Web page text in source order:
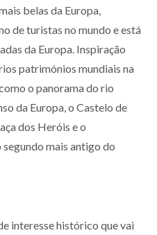
belas da Europa,
de turistas no mundo e está
da Europa. Inspiração
patrimónios mundiais na
o panorama do rio
da Europa, o Castelo de
dos Heróis e o
mais antigo do
interesse histórico que vai